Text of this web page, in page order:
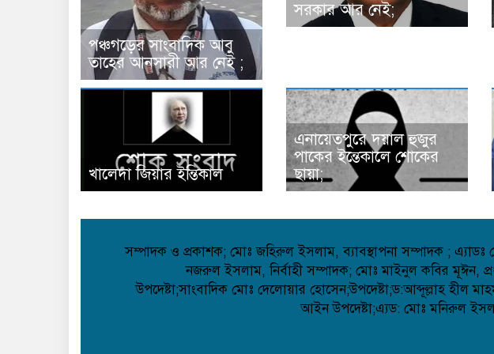
পঞ্চগড়ের সাংবাদিক আবু
তাহের আনসারী আর নেই ;
সরকার আর নেই;
খালেদা জিয়ার ইন্তিকাল
এনায়েতপুরে দয়াল হুজুর
পাকের ইন্তেকালে শোকের
ছায়া;
সম্পাদক ও প্রকাশক; মোঃ জহিরুল ইসলাম, ব্যাবস্থাপনা সম্পাদক ; এ্যাডঃ
নজরুল ইসলাম, নির্বাহী সম্পাদক; মোঃ মাইনুল কবির মূঈন,
উপদেষ্টা;সাংবাদিক মোঃ দেলোয়ার হোসেন;উপদেষ্টা;ড:আব্দূল্লাহ হীল
আইন উপদেষ্টা;এ্যড: মোঃ মনিরুল